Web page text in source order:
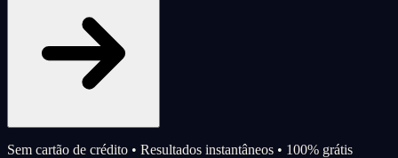
Sem cartão de crédito • Resultados instantâneos • 100% grátis